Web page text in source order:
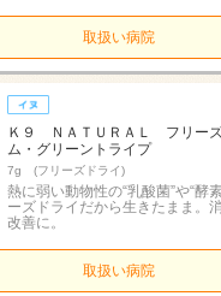
取扱い病院
Ｋ９ ＮＡＴＵＲＡＬ フリー
ム・グリーントライプ
7g (フリーズドライ)
熱に弱い動物性の“乳酸菌”や“酵
ーズドライだから生きたまま。
改善に。
取扱い病院